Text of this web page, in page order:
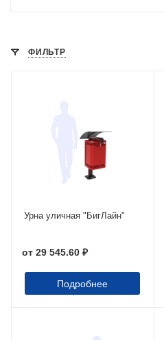
ФИЛЬТР
Урна уличная "БигЛайн"
от 29 545.60 ₽
Подробнее